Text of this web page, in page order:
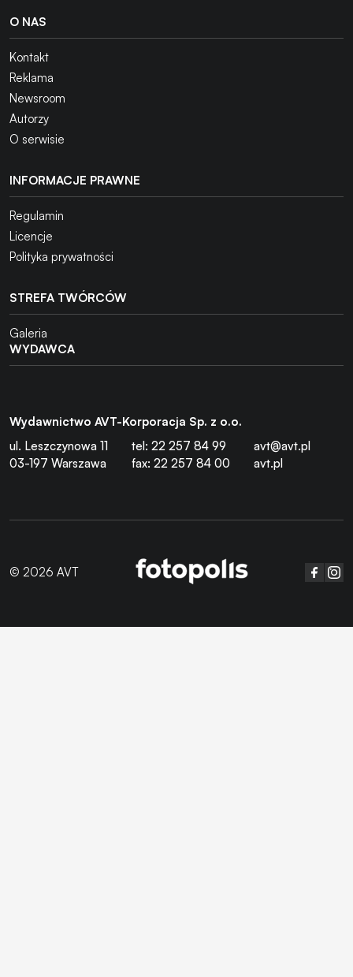
O NAS
Kontakt
Reklama
Newsroom
Autorzy
O serwisie
INFORMACJE PRAWNE
Regulamin
Licencje
Polityka prywatności
STREFA TWÓRCÓW
Galeria
WYDAWCA
Wydawnictwo AVT-Korporacja Sp. z o.o.
ul. Leszczynowa 11
03-197 Warszawa
tel: 22 257 84 99
fax: 22 257 84 00
avt@avt.pl
avt.pl
© 2026 AVT